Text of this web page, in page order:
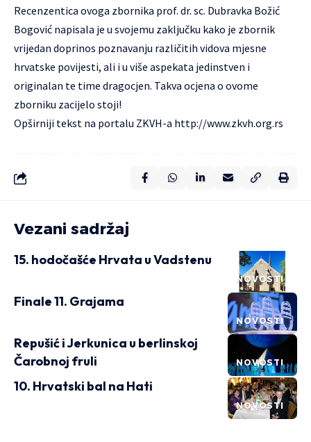
Recenzentica ovoga zbornika prof. dr. sc. Dubravka Božić
Bogović napisala je u svojemu zaključku kako je zbornik
vrijedan doprinos poznavanju različitih vidova mjesne
hrvatske povijesti, ali i u više aspekata jedinstven i
originalan te time dragocjen. Takva ocjena o ovome
zborniku zacijelo stoji!
Opširniji tekst na portalu ZKVH-a http://www.zkvh.org.rs
Vezani sadržaj
NOVOSTI
15. hodočašće Hrvata u Vadstenu
NOVOSTI
Finale 11. Grajama
NOVOSTI
Repušić i Jerkunica u berlinskoj
Čarobnoj fruli
NOVOSTI
10. Hrvatski bal na Hati